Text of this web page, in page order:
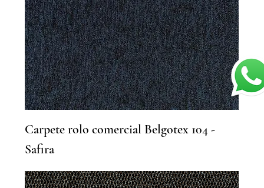
Carpete rolo comercial Belgotex 104 -
Safira